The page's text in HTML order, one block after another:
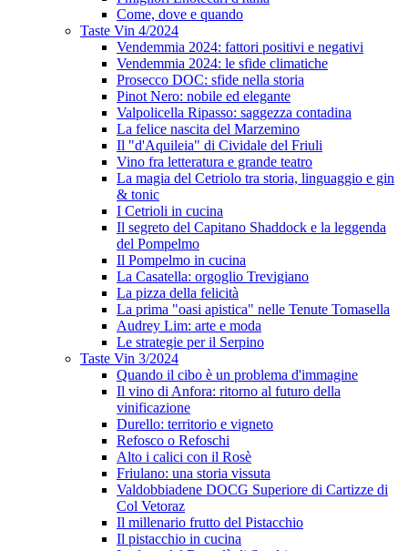
Come, dove e quando
Taste Vin 4/2024
Vendemmia 2024: fattori positivi e negativi
Vendemmia 2024: le sfide climatiche
Prosecco DOC: sfide nella storia
Pinot Nero: nobile ed elegante
Valpolicella Ripasso: saggezza contadina
La felice nascita del Marzemino
Il "d'Aquileia" di Cividale del Friuli
Vino fra letteratura e grande teatro
La magia del Cetriolo tra storia, linguaggio e gin
& tonic
I Cetrioli in cucina
Il segreto del Capitano Shaddock e la leggenda
del Pompelmo
Il Pompelmo in cucina
La Casatella: orgoglio Trevigiano
La pizza della felicità
La prima "oasi apistica" nelle Tenute Tomasella
Audrey Lim: arte e moda
Le strategie per il Serpino
Taste Vin 3/2024
Quando il cibo è un problema d'immagine
Il vino di Anfora: ritorno al futuro della
vinificazione
Durello: territorio e vigneto
Refosco o Refoschi
Alto i calici con il Rosè
Friulano: una storia vissuta
Valdobbiadene DOCG Superiore di Cartizze di
Col Vetoraz
Il millenario frutto del Pistacchio
Il pistacchio in cucina